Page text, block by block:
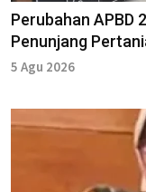
Perubahan APBD
Penunjang
5 Agu 2026